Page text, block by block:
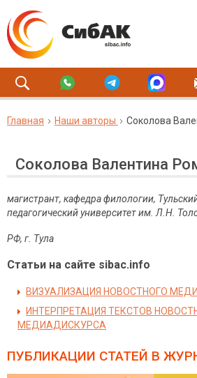
Главная Наши авторы Соколова
Соколова Валентина
магистрант, кафедра филологии,
педагогический университет им. Л.Н.
РФ, г. Тула
Статьи на сайте sibac.info
ВИЗУАЛИЗАЦИЯ НОВОСТНОГО
ИНТЕРПРЕТАЦИЯ ТЕКСТОВ
МЕДИАДИСКУРСА
ПУБЛИКАЦИИ СТАТЕЙ В